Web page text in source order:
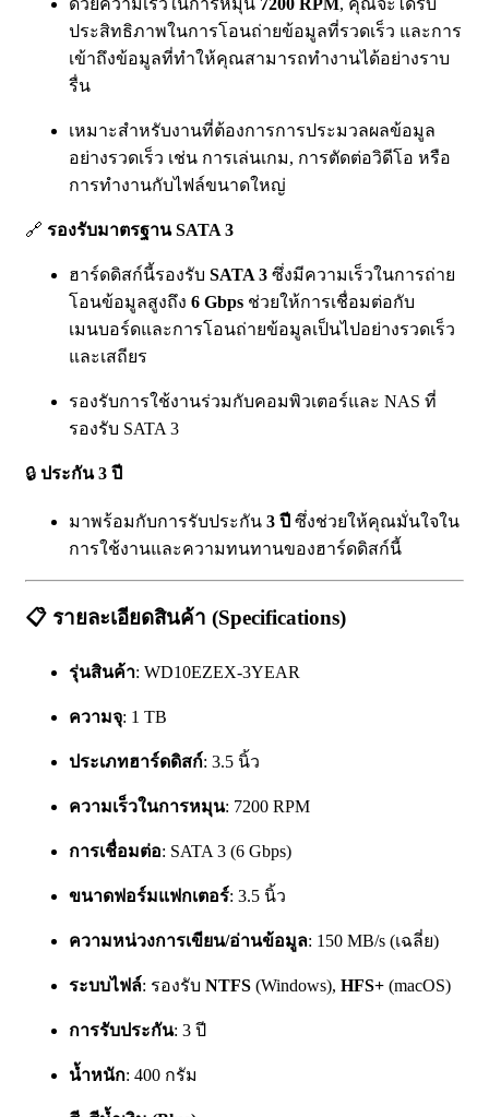
ประสิทธิภาพในการโอนถ่ายข้อมูลที่รวดเร็ว และการ
เข้าถึงข้อมูลที่ทำให้คุณสามารถทำงานได้อย่างราบ
รื่น
เหมาะสำหรับงานที่ต้องการการประมวลผลข้อมูล
อย่างรวดเร็ว เช่น การเล่นเกม, การตัดต่อวิดีโอ หรือ
การทำงานกับไฟล์ขนาดใหญ่
🔗 รองรับมาตรฐาน SATA 3
ฮาร์ดดิสก์นี้รองรับ SATA 3 ซึ่งมีความเร็วในการถ่าย
โอนข้อมูลสูงถึง 6 Gbps ช่วยให้การเชื่อมต่อกับ
เมนบอร์ดและการโอนถ่ายข้อมูลเป็นไปอย่างรวดเร็ว
และเสถียร
รองรับการใช้งานร่วมกับคอมพิวเตอร์และ NAS ที่
รองรับ SATA 3
🔒 ประกัน 3 ปี
มาพร้อมกับการรับประกัน 3 ปี ซึ่งช่วยให้คุณมั่นใจใน
การใช้งานและความทนทานของฮาร์ดดิสก์นี้
📋 รายละเอียดสินค้า (Specifications)
รุ่นสินค้า: WD10EZEX-3YEAR
ความจุ: 1 TB
ประเภทฮาร์ดดิสก์: 3.5 นิ้ว
ความเร็วในการหมุน: 7200 RPM
การเชื่อมต่อ: SATA 3 (6 Gbps)
ขนาดฟอร์มแฟกเตอร์: 3.5 นิ้ว
ความหน่วงการเขียน/อ่านข้อมูล: 150 MB/s (เฉลี่ย)
ระบบไฟล์: รองรับ NTFS (Windows), HFS+ (macOS)
การรับประกัน: 3 ปี
น้ำหนัก: 400 กรัม